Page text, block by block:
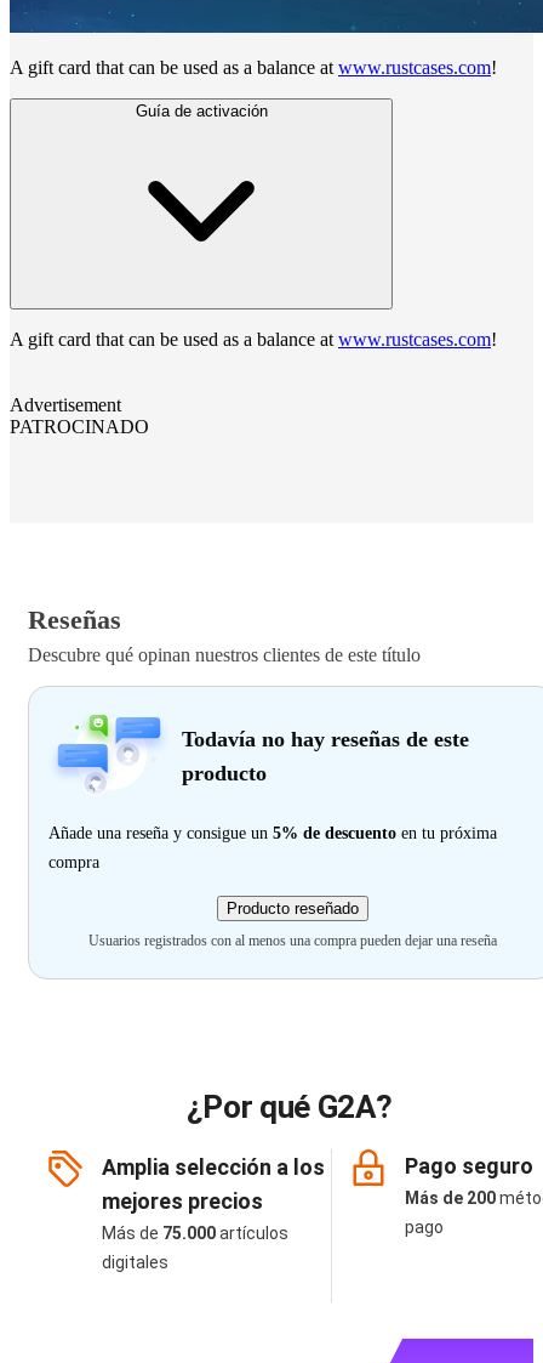
A gift card that can be used as a balance at www.rustcases.com!
Guía de activación
A gift card that can be used as a balance at www.rustcases.com!
Advertisement
PATROCINADO
Reseñas
Descubre qué opinan nuestros clientes de este título
Todavía no hay reseñas de este
producto
Añade una reseña y consigue un 5% de descuento en tu próxima
compra
Producto reseñado
Usuarios registrados con al menos una compra pueden dejar una reseña
¿Por qué G2A?
Amplia selección a los
mejores precios
Más de 75.000artículos
digitales
Pago seguro
Más de 200
pago